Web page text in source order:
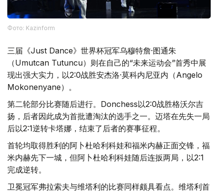
Фото: Kazinform
三届《Just Dance》世界杯冠军乌穆特詹·图通朱
（Umutcan Tutuncu）则在自己的“未来运动会”首秀中展
现出强大实力，以2:0战胜安杰洛·莫科内尼亚内（Angelo
Mokonenyane）。
第二轮部分比赛随后进行。Donchess以2:0战胜格沃尔吉
扬，后者因此成为首批遭淘汰的选手之一。迈塔在先失一局
后以2:1逆转卡塔娜，结束了后者的赛事征程。
首轮均取得胜利的阿卜杜哈利科娃和福米内赫正面交锋，福
米内赫先下一城，但阿卜杜哈利科娃随后连扳两局，以2:1
完成逆转。
卫冕冠军弗拉索夫与维塔利的比赛同样颇具看点。维塔利首